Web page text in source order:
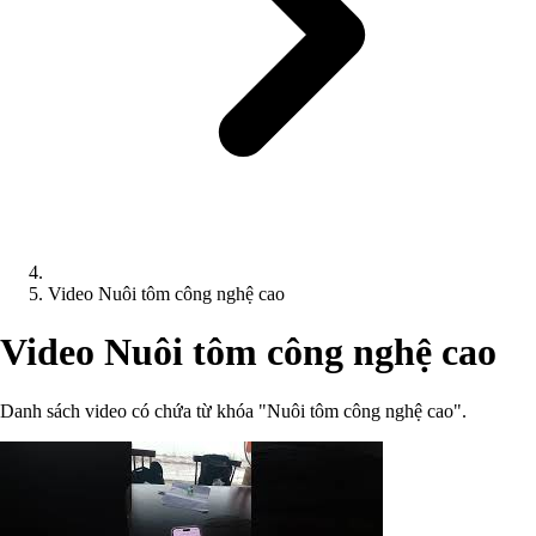
Video Nuôi tôm công nghệ cao
Video Nuôi tôm công nghệ cao
Danh sách video có chứa từ khóa "Nuôi tôm công nghệ cao".